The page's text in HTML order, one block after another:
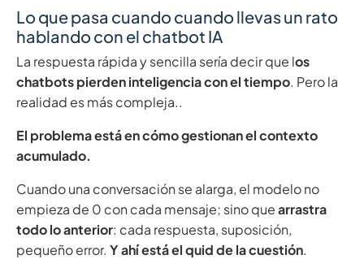
Lo que pasa cuando cuando llevas un rato
hablando con el chatbot IA
La respuesta rápida y sencilla sería decir que los
chatbots pierden inteligencia con el tiempo. Pero la
realidad es más compleja..
El problema está en cómo gestionan el contexto
acumulado.
Cuando una conversación se alarga, el modelo no
empieza de 0 con cada mensaje; sino quearrastra
todo lo anterior: cada respuesta, suposición,
pequeño error. Y ahí está el quid de la cuestión.